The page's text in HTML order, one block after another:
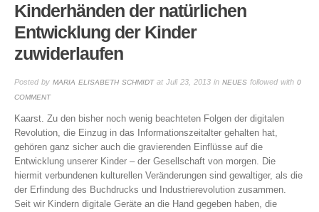
Kinderhänden der natürlichen
Entwicklung der Kinder
zuwiderlaufen
Posted by MARIA ELISABETH SCHMIDT at Juli 23, 2013 in NEUES followed with 0
COMMENT
Kaarst. Zu den bisher noch wenig beachteten Folgen der digitalen
Revolution, die Einzug in das Informationszeitalter gehalten hat,
gehören ganz sicher auch die gravierenden Einflüsse auf die
Entwicklung unserer Kinder – der Gesellschaft von morgen. Die
hiermit verbundenen kulturellen Veränderungen sind gewaltiger, als die
der Erfindung des Buchdrucks und Industrierevolution zusammen.
Seit wir Kindern digitale Geräte an die Hand gegeben haben, die